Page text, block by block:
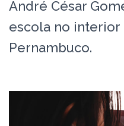
André César
escola no interior
Pernambuco.